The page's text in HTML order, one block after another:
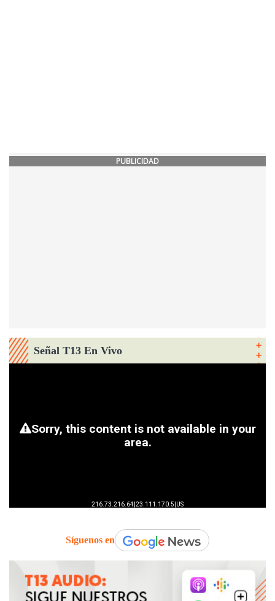
PUBLICIDAD
Señal T13 En Vivo
Síguenos en